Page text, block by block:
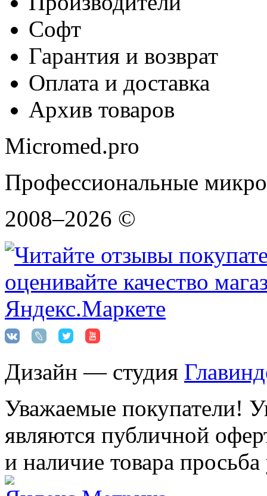
Софт
Гарантия и возврат
Оплата и доставка
Архив товаров
Micromed.pro
Профессиональные
2008–2026 ©
Дизайн — студия
Уважаемые покупатели!
являются публичной
и наличие товара